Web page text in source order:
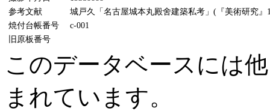
参考文献
城戸久「名古屋城本丸殿舍建築私考」(『美術研究』
焼付台帳番号
c-001
旧原板番号
このデータベースには
まれています。